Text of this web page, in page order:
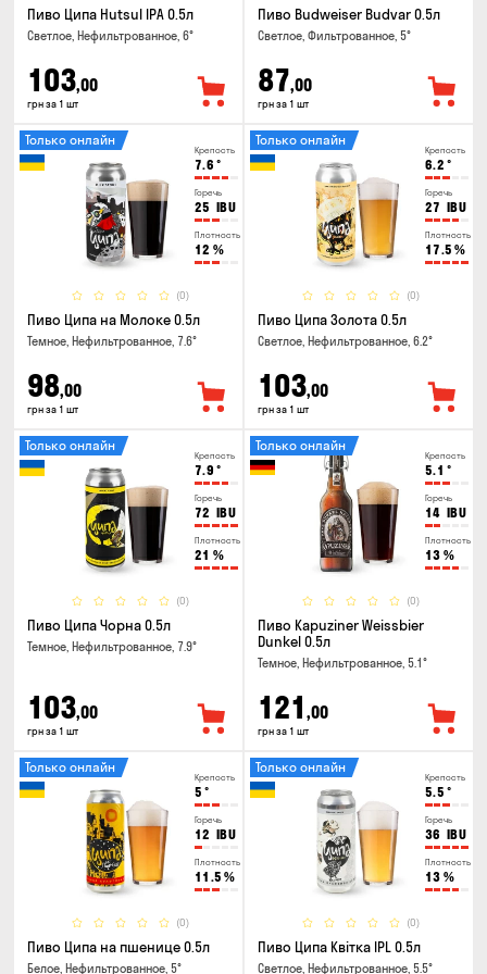
Пиво Ципа Hutsul IPA 0.5л
Светлое, Нефильтрованное, 6°
103,00
грн за 1 шт
Пиво Budweiser Budvar 0.5л
Светлое, Фильтрованное, 5°
87,00
грн за 1 шт
Крепость
7.6 °
Горечь
25 IBU
Плотность
12 %
(0)
Только онлайн
Пиво Ципа на Молоке 0.5л
Темное, Нефильтрованное, 7.6°
98,00
грн за 1 шт
Крепость
6.2 °
Горечь
27 IBU
Плотность
17.5 %
(0)
Только онлайн
Пиво Ципа Золота 0.5л
Светлое, Нефильтрованное, 6.2°
103,00
грн за 1 шт
Крепость
7.9 °
Горечь
72 IBU
Плотность
21 %
(0)
Только онлайн
Пиво Ципа Чорна 0.5л
Темное, Нефильтрованное, 7.9°
103,00
грн за 1 шт
Крепость
5.1 °
Горечь
14 IBU
Плотность
13 %
(0)
Только онлайн
Пиво Kapuziner Weissbier
Dunkel 0.5л
Темное, Нефильтрованное, 5.1°
121 ,00
грн за 1 шт
Крепость
5 °
Горечь
12 IBU
Плотность
11.5 %
(0)
Только онлайн
Пиво Ципа на пшенице 0.5л
Белое, Нефильтрованное, 5°
Крепость
5.5 °
Горечь
36 IBU
Плотность
13 %
(0)
Только онлайн
Пиво Ципа Квітка IPL 0.5л
Светлое, Нефильтрованное, 5.5°